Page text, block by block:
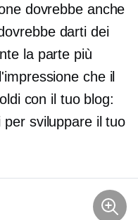
dovrebbe anche
darti dei
la parte più
che il
con il tuo blog:
sviluppare il tuo